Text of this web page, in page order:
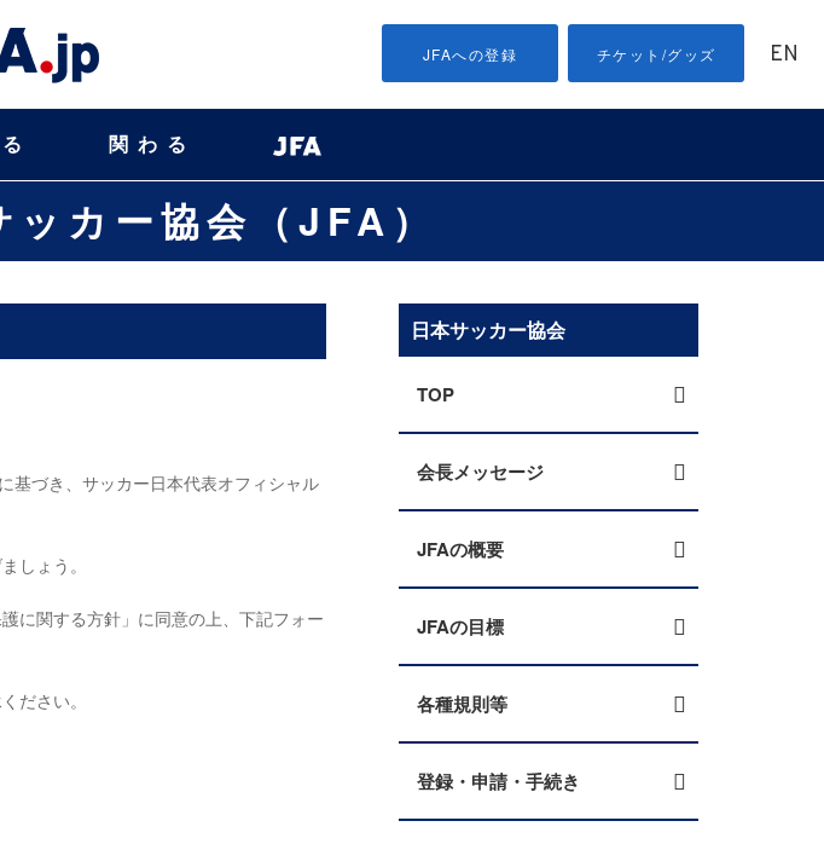
JFAへの登録 チケット/グッズ EN
関わる
カー協会（JFA）
基づき、サッカー日本代表オフィシャル
しょう。
に関する方針」に同意の上、下記フォー
ださい。
日本サッカー協会
TOP
会長メッセージ
JFAの概要
JFAの目標
各種規則等
登録・申請・手続き